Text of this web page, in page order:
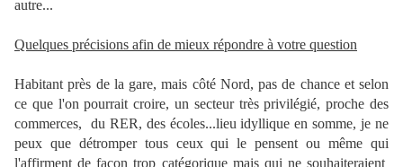
autre...
Quelques précisions afin de mieux répondre à votre question
Habitant près de la gare, mais côté Nord, pas de chance et selon
ce que l'on pourrait croire, un secteur très privilégié, proche des
commerces, du RER, des écoles...lieu idyllique en somme, je ne
peux que détromper tous ceux qui le pensent ou même qui
l'affirment de façon trop catégorique mais qui ne souhaiteraient